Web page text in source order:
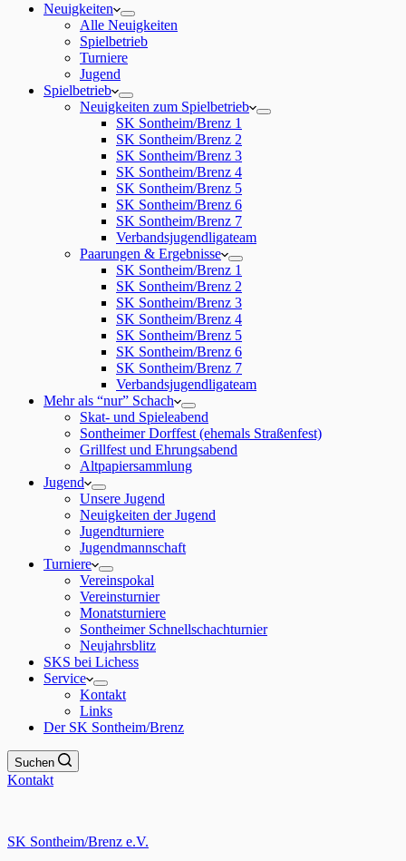
Neuigkeiten
Alle Neuigkeiten
Spielbetrieb
Turniere
Jugend
Spielbetrieb
Neuigkeiten zum Spielbetrieb
SK Sontheim/Brenz 1
SK Sontheim/Brenz 2
SK Sontheim/Brenz 3
SK Sontheim/Brenz 4
SK Sontheim/Brenz 5
SK Sontheim/Brenz 6
SK Sontheim/Brenz 7
Verbandsjugendligateam
Paarungen & Ergebnisse
SK Sontheim/Brenz 1
SK Sontheim/Brenz 2
SK Sontheim/Brenz 3
SK Sontheim/Brenz 4
SK Sontheim/Brenz 5
SK Sontheim/Brenz 6
SK Sontheim/Brenz 7
Verbandsjugendligateam
Mehr als “nur” Schach
Skat- und Spieleabend
Sontheimer Dorffest (ehemals Straßenfest)
Grillfest und Ehrungsabend
Altpapiersammlung
Jugend
Unsere Jugend
Neuigkeiten der Jugend
Jugendturniere
Jugendmannschaft
Turniere
Vereinspokal
Vereinsturnier
Monatsturniere
Sontheimer Schnellschachturnier
Neujahrsblitz
SKS bei Lichess
Service
Kontakt
Links
Der SK Sontheim/Brenz
Suchen
Kontakt
SK Sontheim/Brenz e.V.